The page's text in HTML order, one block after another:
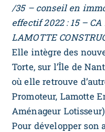
/35 – conseil en
effectif 2022 : 15 –
LAMOTTE
Elle intègre des
Torte, sur l’Île de
où elle retrouve
Promoteur, Lamotte
Aménageur
Pour développer